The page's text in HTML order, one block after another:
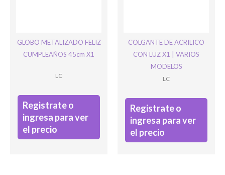
GLOBO METALIZADO FELIZ
CUMPLEAÑOS 45cm X1
LC
Registrate o
ingresa para ver
el precio
COLGANTE DE ACRILICO
CON LUZ X1 | VARIOS
MODELOS
LC
Registrate o
ingresa para ver
el precio